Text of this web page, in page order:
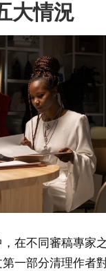
大情況
在不同審稿專家
一部分清理作者